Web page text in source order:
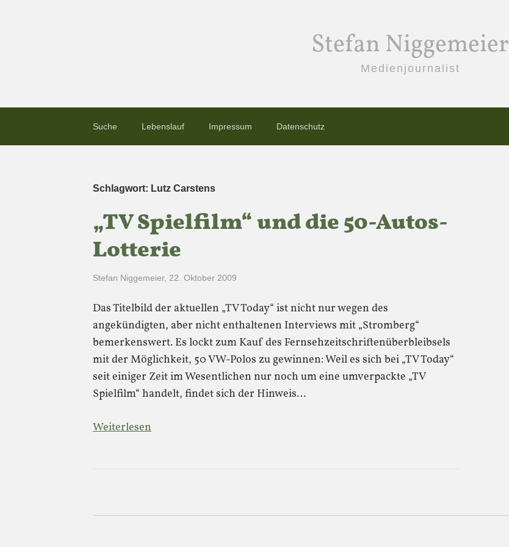
Stefan Niggemeier
Medienjournalist
Suche Lebenslauf Impressum Datenschutz
Schlagwort: Lutz Carstens
„TV Spielfilm“ und die 50-Autos-
Lotterie
Stefan Niggemeier, 22. Oktober 2009
Das Titelbild der aktuellen „TV Today“ ist nicht nur wegen des
angekündigten, aber nicht enthaltenen Interviews mit „Stromberg“
bemerkenswert. Es lockt zum Kauf des Fernsehzeitschriftenüberbleibsels
mit der Möglichkeit, 50 VW-Polos zu gewinnen: Weil es sich bei „TV Today“
seit einiger Zeit im Wesentlichen nur noch um eine umverpackte „TV
Spielfilm“ handelt, findet sich der Hinweis…
Weiterlesen